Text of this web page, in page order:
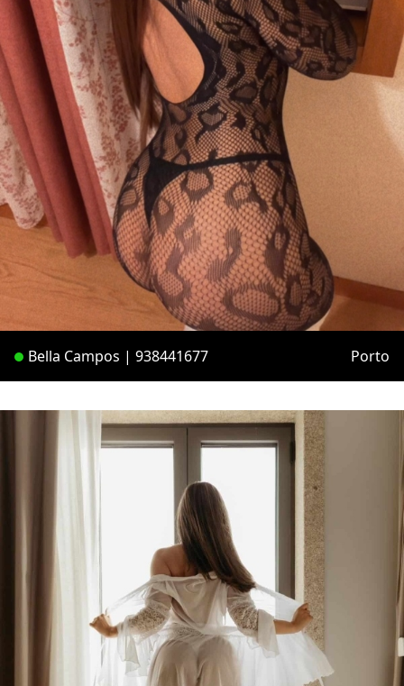
Bella Campos | 938441677 Porto